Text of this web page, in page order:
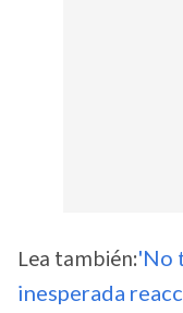
Lea también:'No
inesperada